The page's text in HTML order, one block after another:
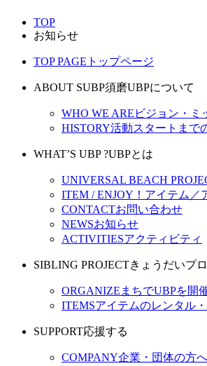
TOP
お知らせ
TOP PAGE トップページ
ABOUT SUBP須磨UBPについて
WHO WE ARE ビジョン・ミ
HISTORY活動スタートまで
WHAT’S UBP ?UBPとは
UNIVERSAL BEACH
ITEM / ENJOY！ アイテム／
CONTACTお問い合わせ
NEWSお知らせ
ACTIVITIESアクティビティ
SIBLING PROJECTきょうだいプ
ORGANIZE まちでUBPを開
ITEMSアイテムのレンタル
SUPPORT応援する
COMPANY企業・団体の方へ